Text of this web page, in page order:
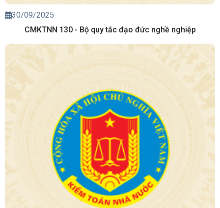
30/09/2025
CMKTNN 130 - Bộ quy tắc đạo đức nghề nghiệp